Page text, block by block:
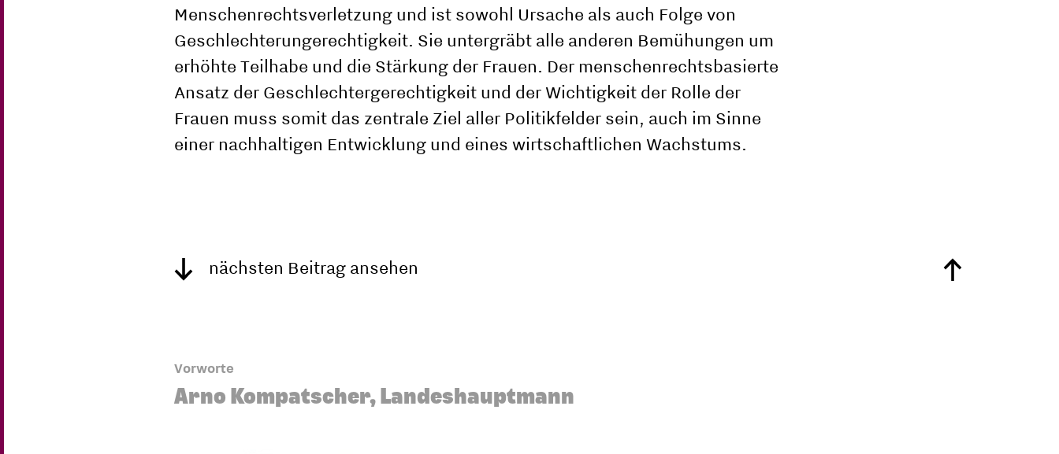
Menschenrechtsverletzung und ist sowohl Ursache als auch Folge von
Geschlechterungerechtigkeit. Sie untergräbt alle anderen Bemühungen um
erhöhte Teilhabe und die Stärkung der Frauen. Der menschenrechtsbasierte
Ansatz der Geschlechtergerechtigkeit und der Wichtigkeit der Rolle der
Frauen muss somit das zentrale Ziel aller Politikfelder sein, auch im Sinne
einer nachhaltigen Entwicklung und eines wirtschaftlichen Wachstums.
nächsten Beitrag ansehen
Vorworte
Arno Kompatscher, Landeshauptmann